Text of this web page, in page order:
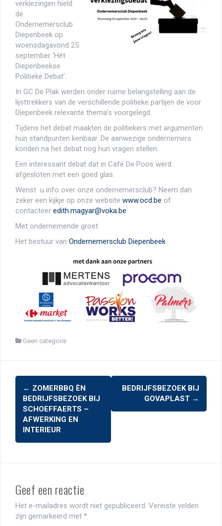
verkiezingen hield
de
Ondernemersclub
Diepenbeek op
woensdagavond 25
september ‘Hét
Diepenbeekse
Politieke Debat’.
In GC De Plak werden onder ruime belangstelling aan de
lijsttrekkers van de verschillende politieke partijen de voor
Diepenbeek relevante thema’s voorgelegd.
Tijdens het debat maakten de politiekers met argumenten
hun standpunten kenbaar. De aanwezige ondernemers
konden na het debat nog hun vragen stellen.
Een interessant debat dat in Café De Poos werd
afgesloten met een goed glas.
Wenst u info over onze ondernemersclub? Neem dan
zeker een kijkje op onze website www.ocd.be of
contacteer edith.magyar@voka.be
Met ondernemende groet
Het bestuur van Ondernemersclub Diepenbeek
Geen categorie
Berichtnavigatie
← ZOMERBBQ ÈN
BEDRIJFSBEZOEK BIJ
SCHOEFFAERTS –
AFWERKING EN
INTERIEUR
BEDRIJFSBEZOEK BIJ
GOVAPLAST →
Geef een reactie
Het e-mailadres wordt niet gepubliceerd. Vereiste velden
zijn gemarkeerd met *